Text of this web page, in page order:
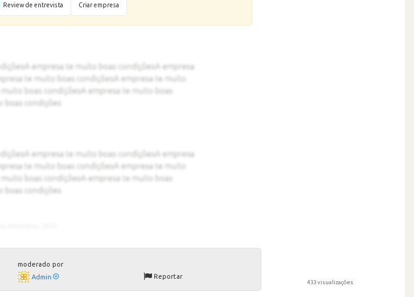
Review de entrevista Criar empresa
moderado por
Admin
Reportar
433 visualizações